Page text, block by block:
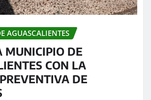
AGUASCALIENTES
MUNICIPIO DE
CON LA
DE